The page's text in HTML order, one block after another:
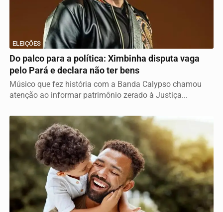
ELEIÇÕES
Do palco para a política: Ximbinha disputa vaga
pelo Pará e declara não ter bens
Músico que fez história com a Banda Calypso chamou
atenção ao informar patrimônio zerado à Justiça...